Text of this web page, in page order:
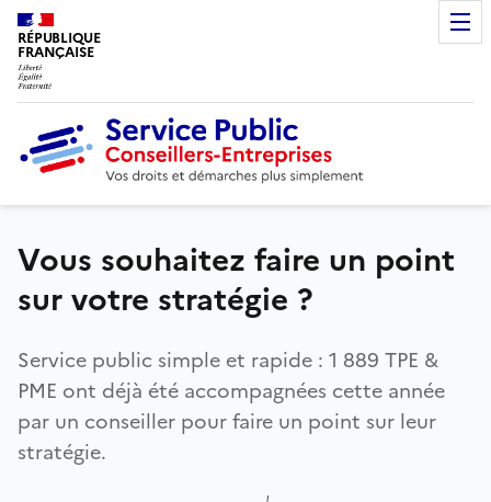
RÉPUBLIQUE
FRANÇAISE
Vous souhaitez faire un point
sur votre stratégie ?
Service public simple et rapide : 1 889 TPE &
PME ont déjà été accompagnées cette année
par un conseiller pour faire un point sur leur
stratégie.